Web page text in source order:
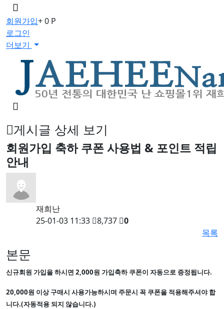
메
뉴
버
튼
회원가입+ 0 P
로그인
더보기
검
버
튼
게시글 상세 보기
회원가입 축하 쿠폰 사용법 & 포인트 적립
안내
재희난
25-01-03 11:33
8,737
0
목록
본문
신규회원 가입을 하시면 2,000원 가입축하 쿠폰이 자동으로 증정됩니다.
20,000원 이상 구매시 사용가능하시며 주문시 꼭 쿠폰을 적용해주셔야 합
니다.(자동적용 되지 않습니다.)